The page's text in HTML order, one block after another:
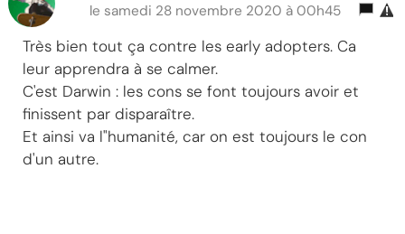
le samedi 28 novembre 2020 à 00h45
Très bien tout ça contre les early adopters. Ca
leur apprendra à se calmer.
C'est Darwin : les cons se font toujours avoir et
finissent par disparaître.
Et ainsi va l"humanité, car on est toujours le con
d'un autre.